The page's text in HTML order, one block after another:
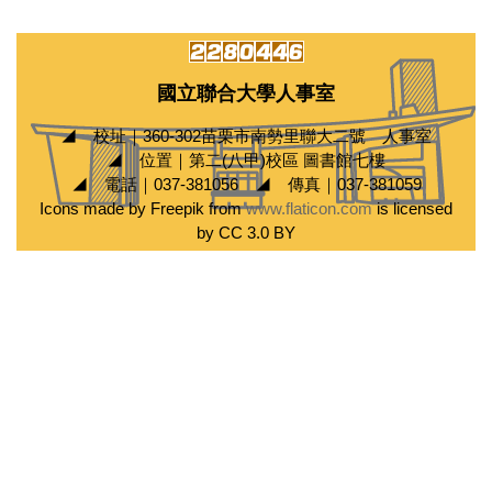
國立聯合大學人事室
◢ 校址｜360-302苗栗市南勢里聯大二號 人事室
◢ 位置｜第二(八甲)校區 圖書館七樓
◢ 電話｜037-381056 ◢ 傳真｜037-381059
Icons made by Freepik fromwww.flaticon.comis licensed
by CC 3.0 BY